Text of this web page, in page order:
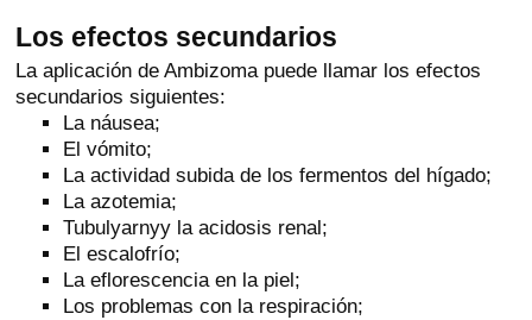
Los efectos secundarios
La aplicación de Ambizoma puede llamar los efectos
secundarios siguientes:
La náusea;
El vómito;
La actividad subida de los fermentos del hígado;
La azotemia;
Tubulyarnyy la acidosis renal;
El escalofrío;
La eflorescencia en la piel;
Los problemas con la respiración;